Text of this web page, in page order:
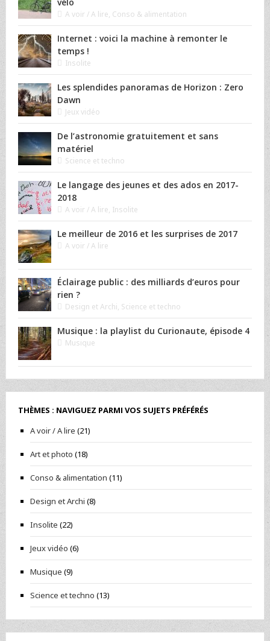
A voir / A lire, Conso & alimentation
Internet : voici la machine à remonter le
temps !
Insolite
Les splendides panoramas de Horizon : Zero
Dawn
Jeux vidéo
De l’astronomie gratuitement et sans
matériel
Science et techno
Le langage des jeunes et des ados en 2017-
2018
A voir / A lire, Insolite
Le meilleur de 2016 et les surprises de 2017
A voir / A lire
Éclairage public : des milliards d’euros pour
rien ?
Design et Archi, Science et techno
Musique : la playlist du Curionaute, épisode 4
Musique
THÈMES : NAVIGUEZ PARMI VOS SUJETS PRÉFÉRÉS
A voir / A lire (21)
Art et photo (18)
Conso & alimentation (11)
Design et Archi (8)
Insolite (22)
Jeux vidéo (6)
Musique (9)
Science et techno (13)